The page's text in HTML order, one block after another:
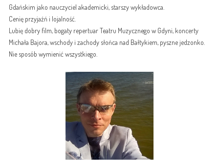
Gdańskim jako nauczyciel akademicki, starszy wykładowca.
Cenię przyjaźń i lojalność.
Lubię dobry film, bogaty repertuar Teatru Muzycznego w Gdyni, koncerty
Michała Bajora, wschody i zachody słońca nad Bałtykiem, pyszne jedzonko.
Nie sposób wymienić wszystkiego.